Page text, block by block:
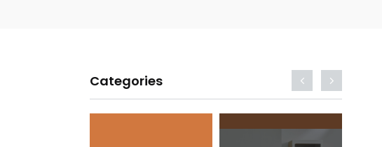
Categories